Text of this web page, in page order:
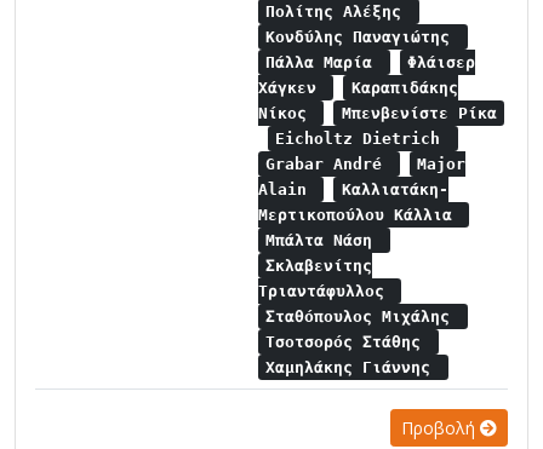
Πολίτης Αλέξης
Κονδύλης Παναγιώτης
Πάλλα Μαρία
Φλάισερ
Χάγκεν
Καραπιδάκης
Νίκος
Μπενβενίστε Ρίκα
Eicholtz Dietrich
Grabar Αndré
Major
Alain
Καλλιατάκη-
Μερτικοπούλου Κάλλια
Μπάλτα Νάση
Σκλαβενίτης
Τριαντάφυλλος
Σταθόπουλος Μιχάλης
Τσοτσορός Στάθης
Χαμηλάκης Γιάννης
Προβολή